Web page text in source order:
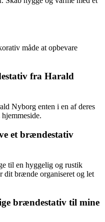
måde at opbevare
fra Harald
Nyborg enten i en af deres
et brændestativ
til en hyggelig og rustik
dit brænde organiseret og let
brændestativ til mine